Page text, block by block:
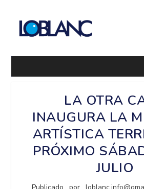
LA OTRA
INAUGURA LA
ARTÍSTICA
PRÓXIMO
JULIO